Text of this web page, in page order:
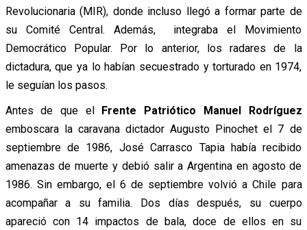
Revolucionaria (MIR), donde incluso llegó a formar parte de
su Comité Central. Además, integraba el Movimiento
Democrático Popular. Por lo anterior, los radares de la
dictadura, que ya lo habían secuestrado y torturado en 1974,
le seguían los pasos.
Antes de que el Frente Patriótico Manuel Rodríguez
emboscara la caravana dictador Augusto Pinochet el 7 de
septiembre de 1986, José Carrasco Tapia había recibido
amenazas de muerte y debió salir a Argentina en agosto de
1986. Sin embargo, el 6 de septiembre volvió a Chile para
acompañar a su familia. Dos días después, su cuerpo
apareció con 14 impactos de bala, doce de ellos en su